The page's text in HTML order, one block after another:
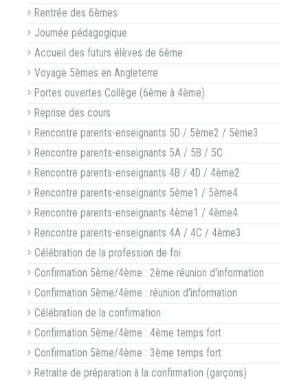
Rentrée des 6èmes
Journée pédagogique
Accueil des futurs élèves de 6ème
Voyage 5èmes en Angleterre
Portes ouvertes Collège (6ème à 4ème)
Reprise des cours
Rencontre parents-enseignants 5D / 5ème2 / 5ème3
Rencontre parents-enseignants 5A / 5B / 5C
Rencontre parents-enseignants 4B / 4D / 4ème2
Rencontre parents-enseignants 5ème1 / 5ème4
Rencontre parents-enseignants 4ème1 / 4ème4
Rencontre parents-enseignants 4A / 4C / 4ème3
Célébration de la profession de foi
Confirmation 5ème/4ème : 2ème réunion d'information
Confirmation 5ème/4ème : réunion d'information
Célébration de la confirmation
Confirmation 5ème/4ème : 4ème temps fort
Confirmation 5ème/4ème : 3ème temps fort
Retraite de préparation à la confirmation (garçons)